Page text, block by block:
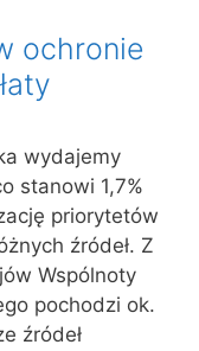
ochronie
wydajemy
stanowi 1,7%
priorytetów
źródeł. Z
Wspólnoty
pochodzi ok.
źródeł